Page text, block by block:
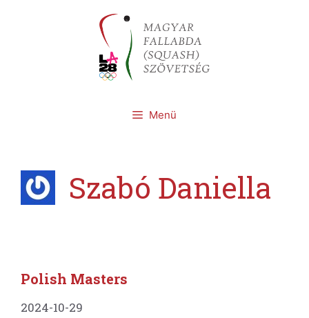
Menü
Szabó Daniella
Polish Masters
2024-10-29